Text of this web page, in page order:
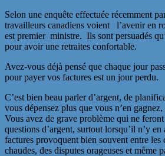
Selon une enquête effectuée récemment
travailleurs canadiens voient l’avenir en
est premier ministre. Ils sont persuadés
pour avoir une retraites confortable.
Avez-vous déjà pensé que chaque jour
pour payer vos factures est un jour perdu.
C’est bien beau parler d’argent, de
vous dépensez plus que vous n’en gagnez,
Vous avez de grave problème qui ne
questions d’argent, surtout lorsqu’il n’y en
factures provoquent bien souvent entre les
chaudes, des disputes orageuses et même